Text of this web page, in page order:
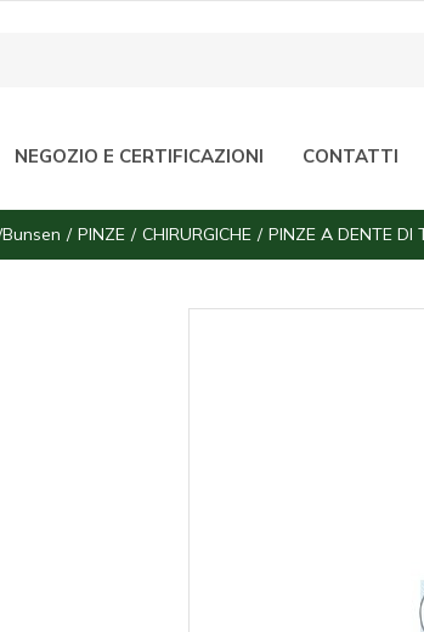
NEGOZIO E CERTIFICAZIONI CONTATTI
PINZE CHIRURGICHE PINZE A DENTE DI